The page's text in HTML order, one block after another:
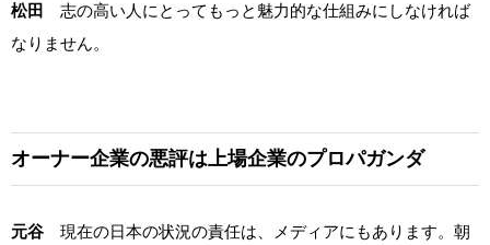
松田 志の高い人にとってもっと魅力的な仕組みにしなければ
なりません。
オーナー企業の悪評は上場企業のプロパガンダ
元谷 現在の日本の状況の責任は、メディアにもあります。朝